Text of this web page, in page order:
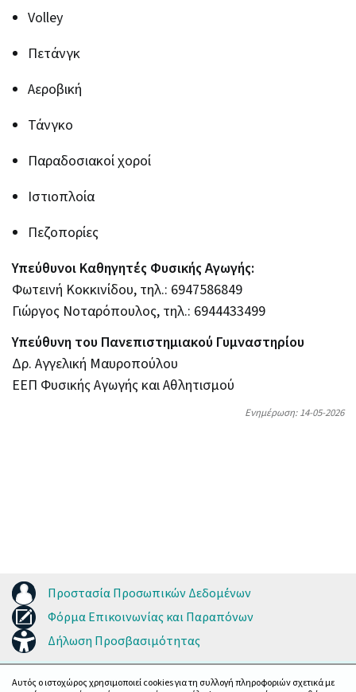
Volley
Πετάνγκ
Αεροβική
Τάνγκο
Παραδοσιακοί χοροί
Ιστιοπλοία
Πεζοπορίες
Υπεύθυνοι Καθηγητές Φυσικής Αγωγής:
Φωτεινή Κοκκινίδου, τηλ.: 6947586849
Γιώργος Νοταρόπουλος, τηλ.: 6944433499
Υπεύθυνη του Πανεπιστημιακού Γυμναστηρίου
Δρ. Αγγελική Μαυροπούλου
ΕΕΠ Φυσικής Αγωγής και Αθλητισμού
Ενημέρωση: 14-05-2026
Προστασία Προσωπικών Δεδομένων
Φόρμα Επικοινωνίας και Παραπόνων
Δήλωση Προσβασιμότητας
Αυτός ο ιστοχώρος χρησιμοποιεί cookies για τη συλλογή πληροφοριών σχετικά με